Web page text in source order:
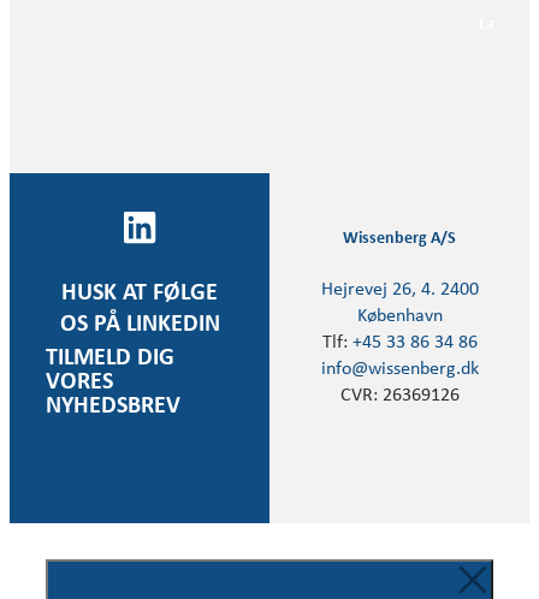
HUSK AT FØLGE
OS PÅ LINKEDIN
TILMELD DIG
VORES
NYHEDSBREV
Wissenberg A/S
Hejrevej 26, 4. 2400
København
Tlf: +45 33 86 34 86
info@wissenberg.dk
CVR: 26369126